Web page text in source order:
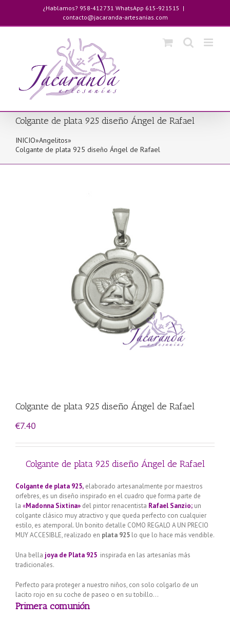
contenido
¿Hablamos? 958-412731 WhatsApp 615-921515 |
contacto@jacaranda-artesanias.com
Colgante de plata 925 diseño Ángel de Rafael
INICIO»Angelitos»
Colgante de plata 925 diseño Ángel de Rafael
Colgante de plata 925 diseño Ángel de Rafael
€7.40
Colgante de plata 925 diseño Ángel de Rafael
Colgante de plata 925, elaborado artesanalmente por maestros
orfebres, es un diseño inspirado en el cuadro que forma parte de
la «Madonna Sixtina» del pintor renacentista Rafael Sanzio; un
colgante clásico muy atractivo y que queda perfecto con cualquier
estilo, es atemporal. Un bonito detalle COMO REGALO A UN PRECIO
MUY ACCESIBLE, realizado en plata 925 lo que lo hace más vendible.
Una bella joya de Plata 925 inspirada en las artesanías más
tradicionales.
Perfecto para proteger a nuestro niños, con solo colgarlo de un
lacito rojo en su coche de paseo o en su tobillo…
Primera comunión